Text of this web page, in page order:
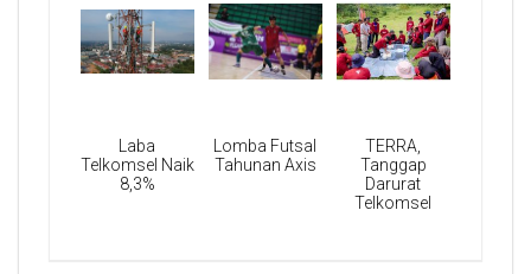
Laba
Telkomsel Naik
8,3%
Lomba Futsal
Tahunan Axis
TERRA,
Tanggap
Darurat
Telkomsel